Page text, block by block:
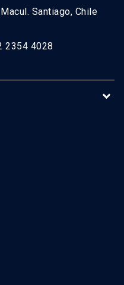
Santiago, Chile
2354 4028